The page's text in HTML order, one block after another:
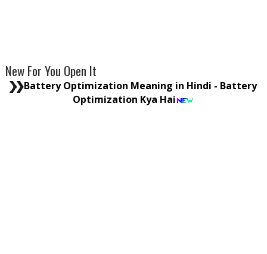
New For You Open It
Battery Optimization Meaning in Hindi - Battery
Optimization Kya Hai